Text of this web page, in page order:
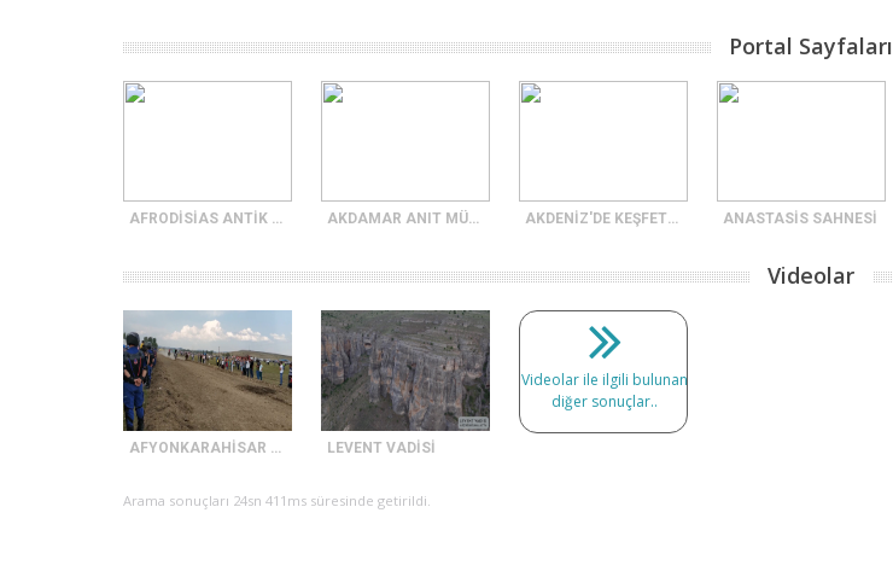
Portal Sayfaları
AFRODİSİAS ANTİK KENTİ AKDAMAR ANIT MÜZESİ DIŞ CEPHE KABARTMALARI AKDENİZ'DE KEŞFETMENİZ GEREKEN 7 ANTİK KENT ANASTASİS SAHNESİ
Videolar
AFYONKARAHİSAR FRİG VADİSİ RAHVAN AT YARIŞLARI LEVENT VADİSİ
Videolar ile ilgili bulunan
diğer sonuçlar..
Arama sonuçları 24sn 411ms süresinde getirildi.